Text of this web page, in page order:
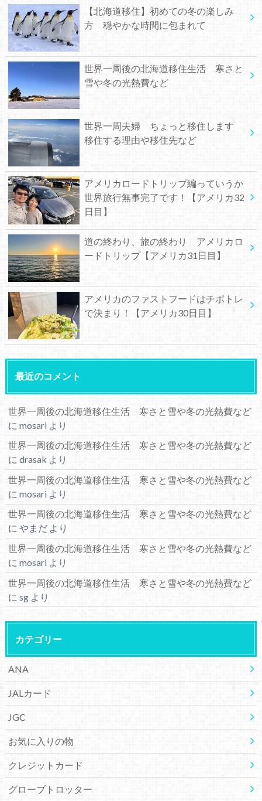
【北海道移住】初めての冬の楽しみ
方 穏やかな時間に包まれて
世界一周後の北海道移住生活 寒さと
雪や冬の光熱費など
世界一周夫婦 ちょっと移住します
移住する理由や移住先など
アメリカロードトリップ編っていうか
世界旅行無事完了です！【アメリカ32
日目】
道の終わり、旅の終わり アメリカロ
ードトリップ【アメリカ31日目】
アメリカのファストフードはチポトレ
で決まり！【アメリカ30日目】
最近のコメント
世界一周後の北海道移住生活 寒さと雪や冬の光熱費など
に mosariより
世界一周後の北海道移住生活 寒さと雪や冬の光熱費など
に drasak より
世界一周後の北海道移住生活 寒さと雪や冬の光熱費など
に mosariより
世界一周後の北海道移住生活 寒さと雪や冬の光熱費など
に やまだより
世界一周後の北海道移住生活 寒さと雪や冬の光熱費など
に mosariより
世界一周後の北海道移住生活 寒さと雪や冬の光熱費など
に sgより
カテゴリー
ANA
JALカード
JGC
お気に入りの物
クレジットカード
グローブトロッター